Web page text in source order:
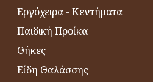
Εργόχειρα - Κεντήματα
Παιδική Προίκα
Θήκες
Είδη Θαλάσσης